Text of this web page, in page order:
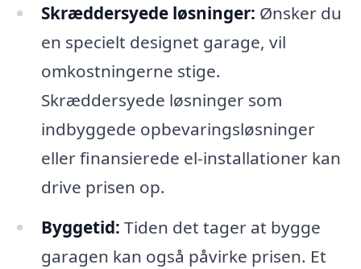
Skræddersyede løsninger: Ønsker du
en specielt designet garage, vil
omkostningerne stige.
Skræddersyede løsninger som
indbyggede opbevaringsløsninger
eller finansierede el-installationer kan
drive prisen op.
Byggetid: Tiden det tager at bygge
garagen kan også påvirke prisen. Et